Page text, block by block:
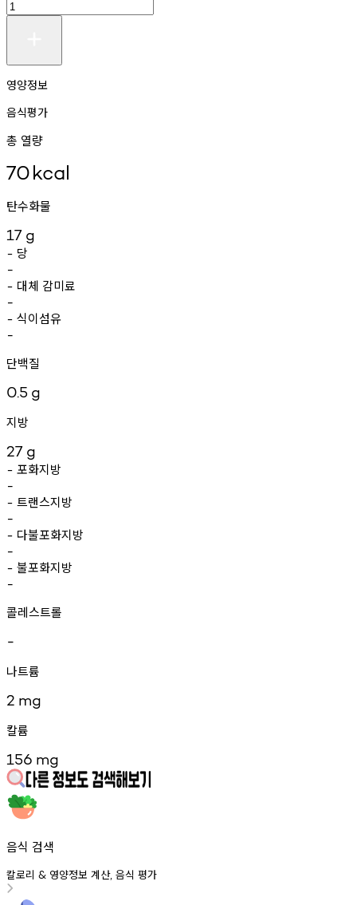
영양정보
음식평가
총 열량
70kcal
탄수화물
17 g
- 당
-
- 대체 감미료
-
- 식이섬유
-
단백질
0.5 g
지방
27 g
- 포화지방
-
- 트랜스지방
-
- 다불포화지방
-
- 불포화지방
-
콜레스트롤
-
나트륨
2 mg
칼륨
156 mg
음식 검색
칼로리 & 영양정보 계산, 음식 평가